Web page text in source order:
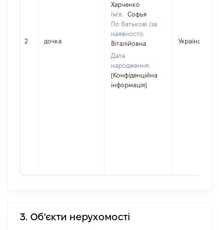
2 дочка
Харченко
Ім'я:
Софья
По батькові (за
наявності):
Віталійовна
Дата
народження:
[Конфіденційна
інформація]
Україна
3. Об'єкти нерухомості